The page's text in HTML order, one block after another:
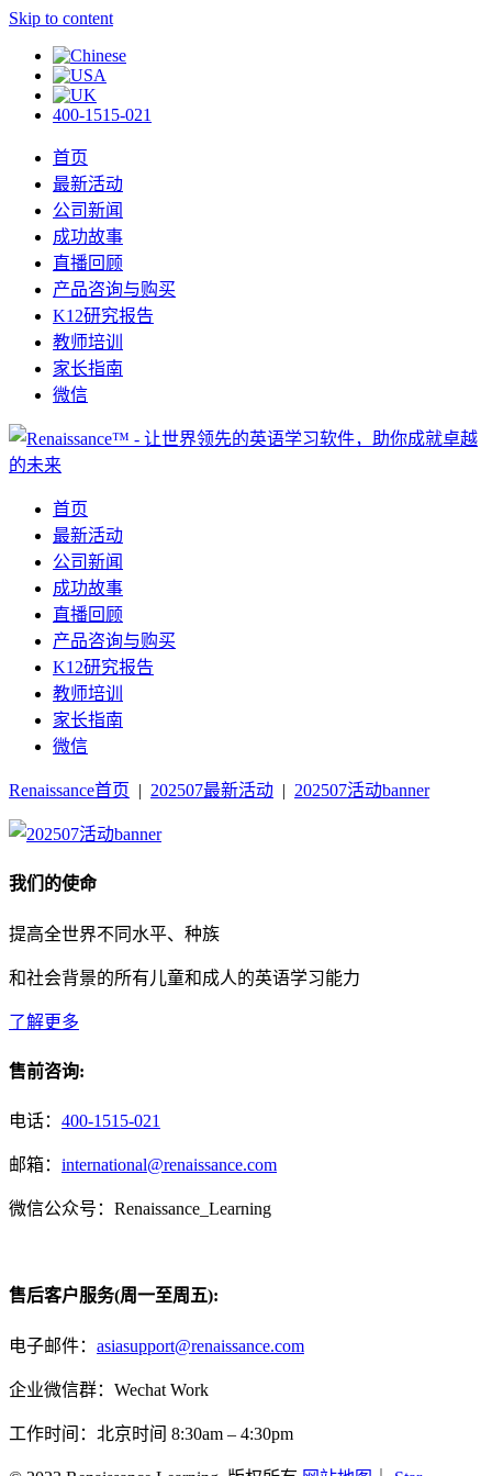
Skip to content
400-1515-021
首页
最新活动
公司新闻
成功故事
直播回顾
产品咨询与购买
K12研究报告
教师培训
家长指南
微信
首页
最新活动
公司新闻
成功故事
直播回顾
产品咨询与购买
K12研究报告
教师培训
家长指南
微信
Renaissance首页 | 202507最新活动 | 202507活动banner
我们的使命
提高全世界不同水平、种族
和社会背景的所有儿童和成人的英语学习能力
了解更多
售前咨询:
电话： 400-1515-021
邮箱： international@renaissance.com
微信公众号：Renaissance_Learning
售后客户服务(周一至周五):
电子邮件： asiasupport@renaissance.com
企业微信群：Wechat Work
工作时间：北京时间 8:30am – 4:30pm